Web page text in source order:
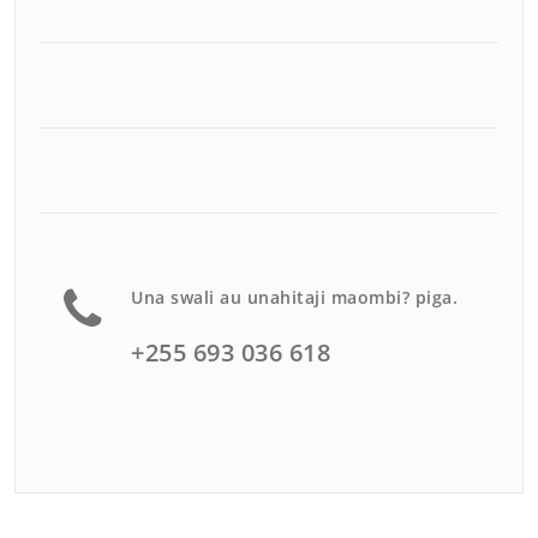
Una swali au unahitaji maombi? piga.
+255 693 036 618